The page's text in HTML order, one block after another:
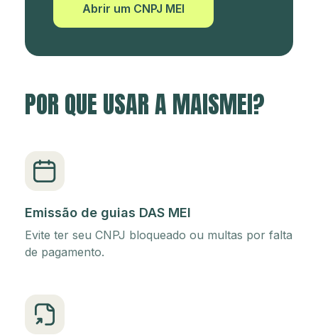
Abrir um CNPJ MEI
POR QUE USAR A MAISMEI?
Emissão de guias DAS MEI
Evite ter seu CNPJ bloqueado ou multas por falta
de pagamento.